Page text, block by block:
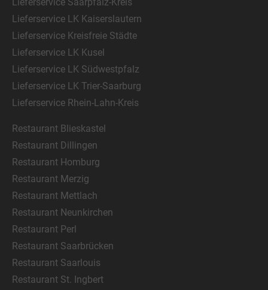
Lieferservice LK Kaiserslautern
Lieferservice Kreisfreie Städte
Lieferservice LK Kusel
Lieferservice LK Südwestpfalz
Lieferservice LK Trier-Saarburg
Lieferservice Rhein-Lahn-Kreis
Restaurant Blieskastel
Restaurant Dillingen
Restaurant Homburg
Restaurant Merzig
Restaurant Mettlach
Restaurant Neunkirchen
Restaurant Perl
Restaurant Saarbrücken
Restaurant Saarlouis
Restaurant St. Ingbert